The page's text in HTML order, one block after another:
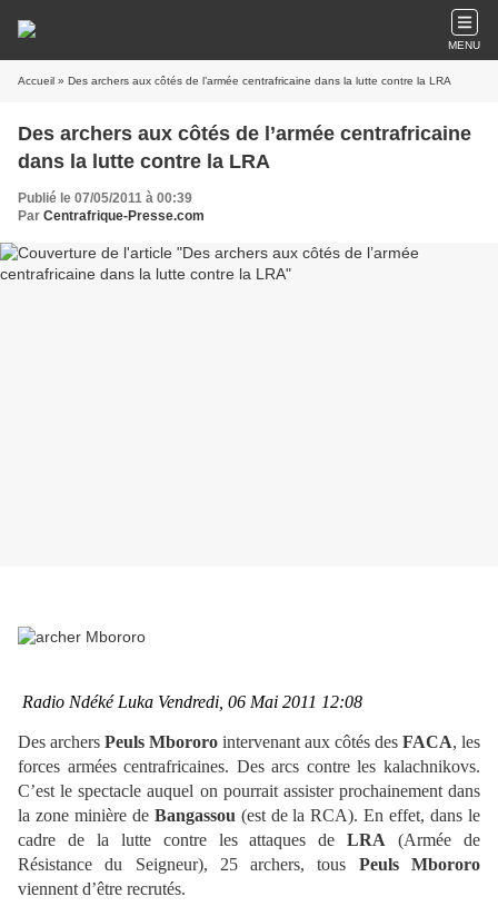
MENU
Accueil » Des archers aux côtés de l’armée centrafricaine dans la lutte contre la LRA
Des archers aux côtés de l’armée centrafricaine
dans la lutte contre la LRA
Publié le 07/05/2011 à 00:39
Par Centrafrique-Presse.com
Radio Ndéké Luka Vendredi, 06 Mai 2011 12:08
Des archers Peuls Mbororo intervenant aux côtés des FACA, les
forces armées centrafricaines. Des arcs contre les kalachnikovs.
C’est le spectacle auquel on pourrait assister prochainement dans
la zone minière de Bangassou (est de la RCA). En effet, dans le
cadre de la lutte contre les attaques deLRA (Armée de
Résistance du Seigneur), 25 archers, tous Peuls Mbororo
viennent d’être recrutés.